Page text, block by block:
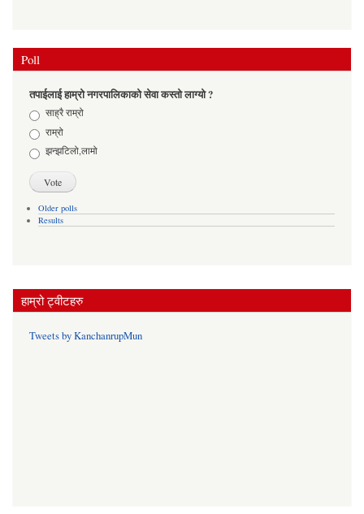
Poll
तपाईलाई हाम्रो नगरपालिकाको सेवा कस्तो लाग्यो ?
Choicesसाह्रै राम्रो
राम्रो
झन्झटिलो,लामो
Older polls
Results
हाम्रो ट्वीटहरु
Tweets by KanchanrupMun